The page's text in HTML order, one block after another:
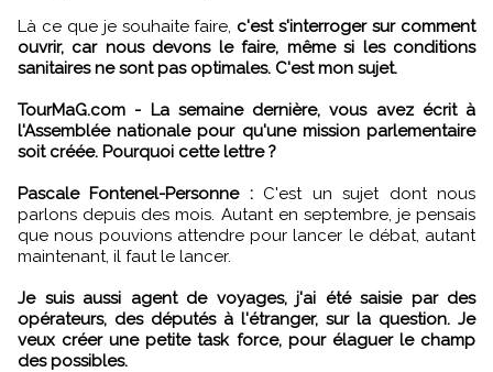
Là ce que je souhaite faire, c'est s'interroger sur comment
ouvrir, car nous devons le faire, même si les conditions
sanitaires ne sont pas optimales. C'est mon sujet.
TourMaG.com - La semaine dernière, vous avez écrit à
l'Assemblée nationale pour qu'une mission parlementaire
soit créée. Pourquoi cette lettre ?
Pascale Fontenel-Personne :C'est un sujet dont nous
parlons depuis des mois. Autant en septembre, je pensais
que nous pouvions attendre pour lancer le débat, autant
maintenant, il faut le lancer.
Je suis aussi agent de voyages, j'ai été saisie par des
opérateurs, des députés à l'étranger, sur la question. Je
veux créer une petite task force, pour élaguer le champ
des possibles.